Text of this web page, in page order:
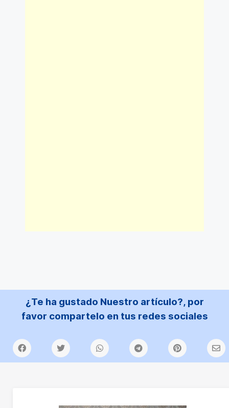
¿Te ha gustado Nuestro artículo?, por
favor compartelo en tus redes sociales